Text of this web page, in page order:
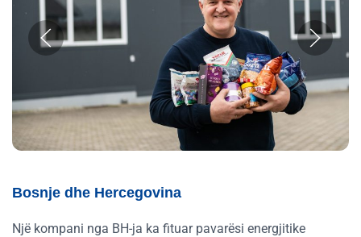
Bosnje dhe Hercegovina
Një kompani nga BH-ja ka fituar pavarësi energjitike